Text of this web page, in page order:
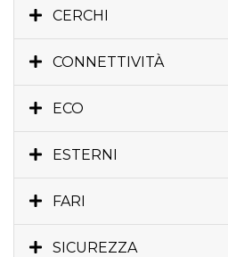
CERCHI
CONNETTIVITÀ
ECO
ESTERNI
FARI
SICUREZZA